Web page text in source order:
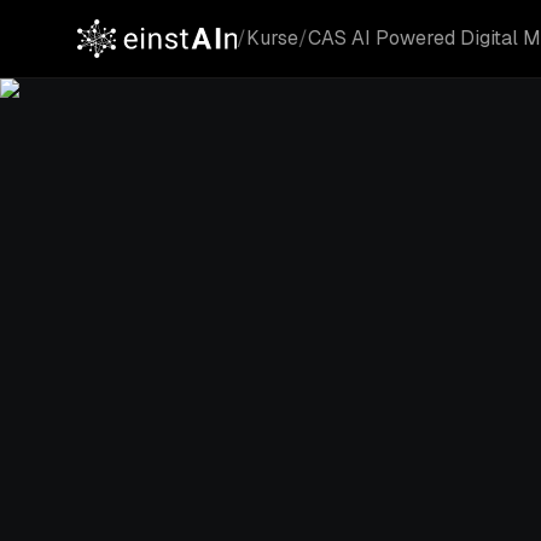
/Kurse/CAS AI Powered Digital